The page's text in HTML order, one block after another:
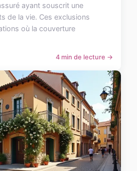
ayant souscrit une
de la vie. Ces exclusions
où la couverture
4 min de lecture →